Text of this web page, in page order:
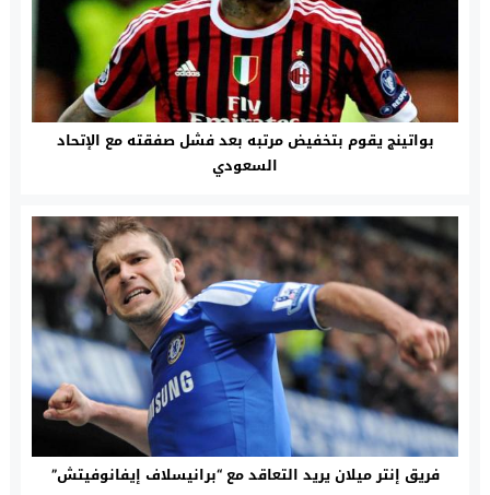
بواتينج يقوم بتخفيض مرتبه بعد فشل صفقته مع الإتحاد
السعودي
فريق إنتر ميلان يريد التعاقد مع “برانيسلاف إيفانوفيتش”